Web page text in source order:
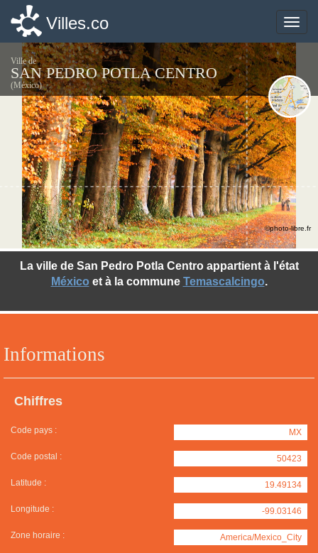
Toggle
Villes.co
Ville de
SAN PEDRO POTLA CENTRO
(México)
Informations
Chiffres
Code pays : MX
Code postal : 50423
Latitude : 19.49134
Longitude : -99.03146
Zone horaire : America/Mexico_City
La ville de San Pedro Potla Centro appartient à l'état
México et à la commune Temascalcingo.
©photo-libre.fr
Toggle
Villes.co